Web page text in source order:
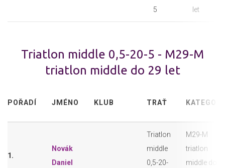
5
let
Triatlon middle 0,5-20-5 - M29-M
triatlon middle do 29 let
POŘADÍ JMÉNO KLUB TRAŤ
1.
Novák
Daniel
Triatlon
middle
0,5-20-
M29-M
triatlon
middle do